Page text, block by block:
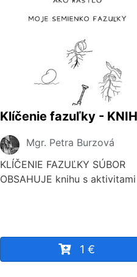
Klíčenie fazuľky -
Mgr. Petra Burzová
KLÍČENIE FAZUĽKY SÚBOR
OBSAHUJE knihu s aktivitami
1 €